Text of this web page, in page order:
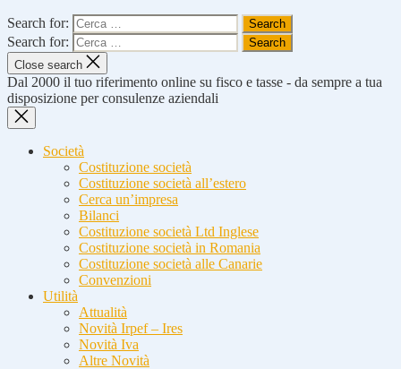
Search for:
Search for:
Close search
Dal 2000 il tuo riferimento online su fisco e tasse - da sempre a tua
disposizione per consulenze aziendali
Società
Costituzione società
Costituzione società all’estero
Cerca un’impresa
Bilanci
Costituzione società Ltd Inglese
Costituzione società in Romania
Costituzione società alle Canarie
Convenzioni
Utilità
Attualità
Novità Irpef – Ires
Novità Iva
Altre Novità